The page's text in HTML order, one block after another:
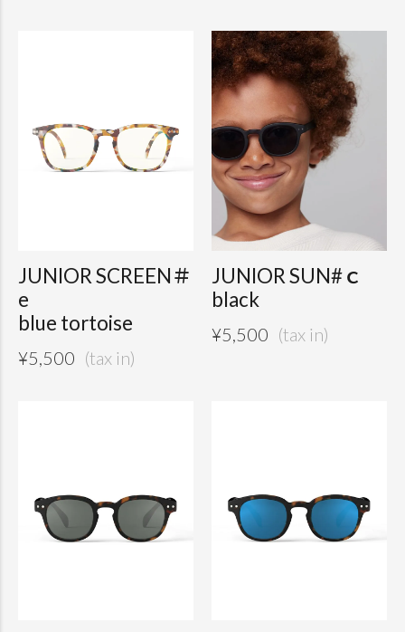
JUNIOR SCREEN＃
e
blue tortoise
¥5,500
JUNIOR SUN#ｃ
black
¥5,500